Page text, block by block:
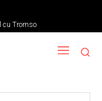
cu Tromso